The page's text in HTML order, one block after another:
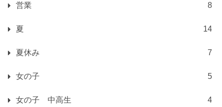
営業 8
夏 14
夏休み 7
女の子 5
女の子 中高生 4